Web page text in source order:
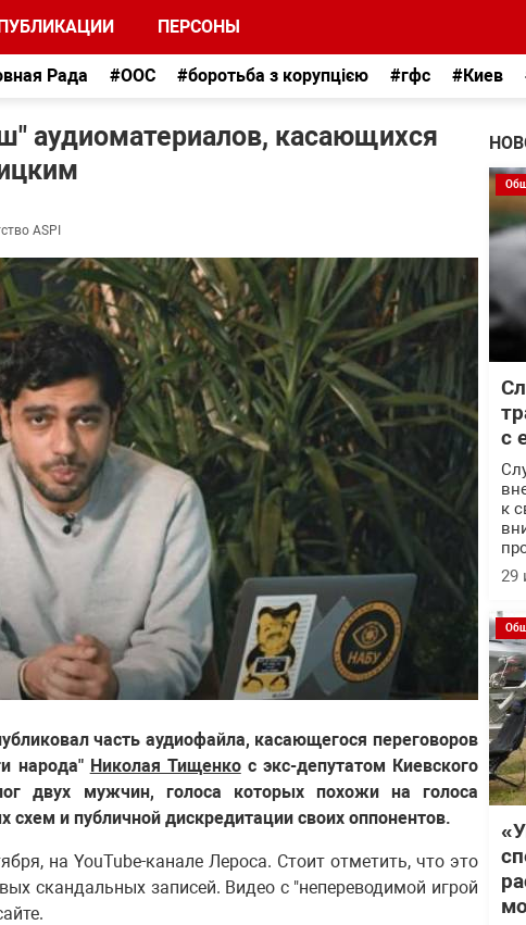
ПЕРСОНЫ
Рада #ООС #боротьба з корупцією #гфс #Киев
аудиоматериалов, касающихся
ASPI
часть аудиофайла, касающегося переговоров
народа" Николая Тищенкос экс-депутатом Киевского
двух мужчин, голоса которых похожи на голоса
и публичной дискредитации своих оппонентов.
на YouTube-канале Лероса. Стоит отметить, что это
скандальных записей. Видео с "непереводимой игрой
с
к
29